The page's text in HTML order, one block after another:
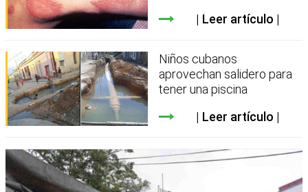
Leer artículo
Niños cubanos
aprovechan salidero para
tener una piscina
Leer artículo